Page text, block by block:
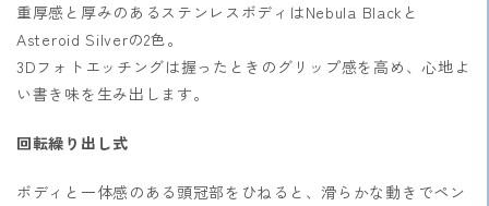
重厚感と厚みのあるステンレスボディはNebula Blackと
Asteroid Silverの2色。
3Dフォトエッチングは握ったときのグリップ感を高め、心地よ
い書き味を生み出します。
回転繰り出し式
ボディと一体感のある頭冠部をひねると、滑らかな動きでペン